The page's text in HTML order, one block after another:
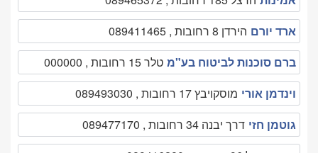
ארד יורם הירדן 8 רחובות , 089411465
ברם סוכנות לביטוח בע"מ טלר 15 רחובות , 000000
וינדמן אורי מוסקויבץ 17 רחובות , 089493030
גוטמן חזי דרך יבנה 34 רחובות , 089477170